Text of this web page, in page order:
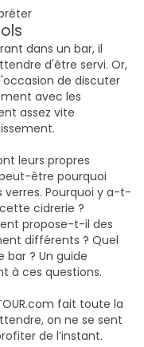
dans un bar, il
d'être servi. Or,
de discuter
avec les
assez vite
leurs propres
être pourquoi
Pourquoi y a-t-
cidrerie ?
propose-t-il des
différents ? Quel
? Un guide
à ces questions.
fait toute la
on ne se sent
de l’instant.